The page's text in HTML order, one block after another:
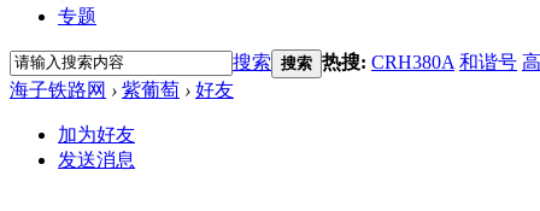
专题
搜索 搜索 热搜: CRH380A 和谐号
海子铁路网 › 紫葡萄 › 好友
加为好友
发送消息